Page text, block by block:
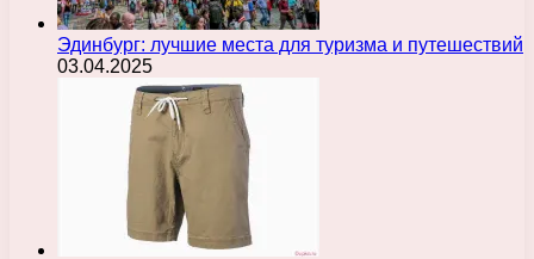
Эдинбург: лучшие места для туризма и путешествий
03.04.2025